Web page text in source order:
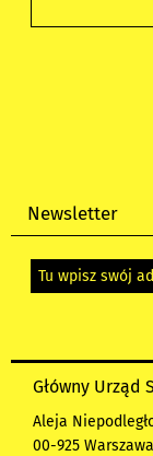
Newsletter
Główny Urząd
Aleja
00-925 Warszawa